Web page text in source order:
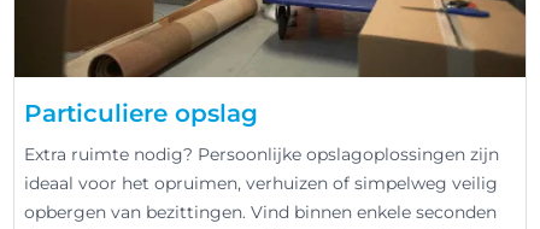
Particuliere opslag
Extra ruimte nodig? Persoonlijke opslagoplossingen zijn
ideaal voor het opruimen, verhuizen of simpelweg veilig
opbergen van bezittingen. Vind binnen enkele seconden